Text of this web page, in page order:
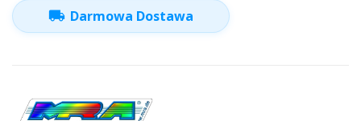
local_shipping Darmowa Dostawa